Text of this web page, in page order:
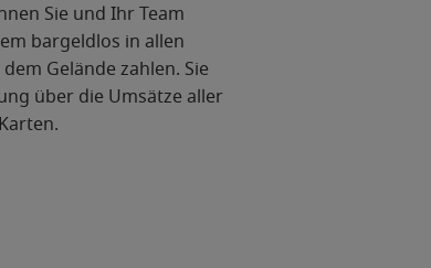
Sie und Ihr Team
bargeldlos in allen
Gelände zahlen. Sie
über die Umsätze aller